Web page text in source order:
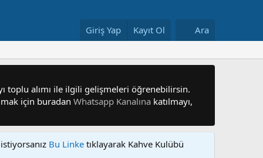
Giriş Yap Kayıt Ol Ara
toplu alımı ile ilgili gelişmeleri öğrenebilirsin.
için buradan Whatsapp Kanalına katılmayı,
Bu Linke tıklayarak Kahve Kulübü